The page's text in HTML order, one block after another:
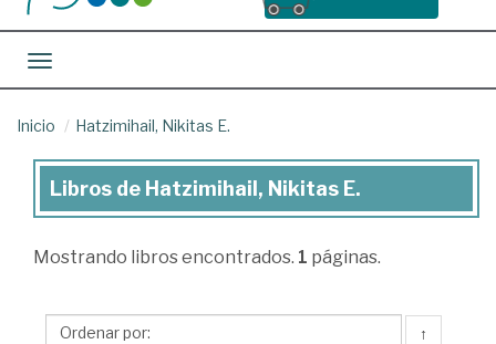
Toggle navigation
Inicio Hatzimihail, Nikitas E.
Libros
Hatzimihail,
Libros de Hatzimihail, Nikitas E.
Mostrando libros encontrados. 1 páginas.
↑